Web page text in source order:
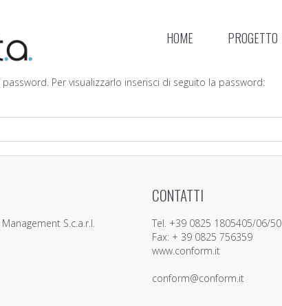
HOME PROGETTO
Per visualizzarlo inserisci di seguito la password:
S.c.a.r.l.
CONTATTI
Tel. +39 0825 1805405/06/50
Fax: + 39 0825 756359
www.conform.it
conform@conform.it